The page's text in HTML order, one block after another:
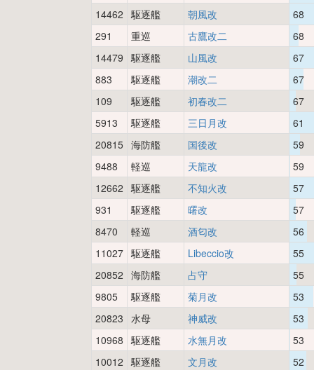
14462 駆逐艦 朝風改
68
291
重巡 古鷹改二
68
14479 駆逐艦 山風改
67
883
駆逐艦 潮改二
67
109
駆逐艦 初春改二
67
5913
駆逐艦 三日月改
61
20815 海防艦 国後改
59
9488
軽巡 天龍改
59
12662 駆逐艦 不知火改
57
931
駆逐艦 曙改
57
8470
軽巡 酒匂改
56
11027 駆逐艦 Libeccio改
55
20852 海防艦 占守
55
9805
駆逐艦 菊月改
53
20823 水母 神威改
53
10968 駆逐艦 水無月改
53
10012 駆逐艦 文月改
52